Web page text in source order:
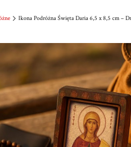
Ikona Podróżna Święta Daria 6,5 x 8,5 cm –